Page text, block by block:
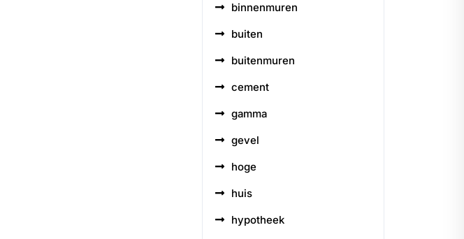
binnenmuren
buiten
buitenmuren
cement
gamma
gevel
hoge
huis
hypotheek